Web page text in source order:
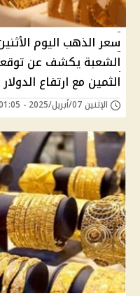
الشعبة يكشف عن
الثمين مع ارتفاع الدولار
الإثنين 07/أبريل/2025 - 01:05 ص